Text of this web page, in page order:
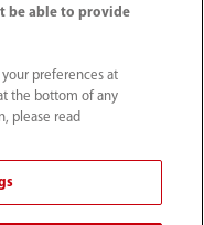
｜ Aviso cookies
be able to provide
preferences at
the bottom of any
please read